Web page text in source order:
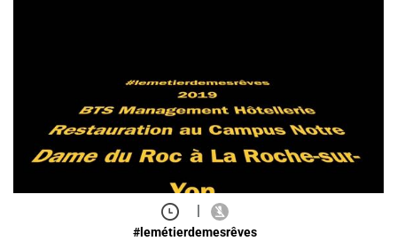
#lemétierdemesrêves